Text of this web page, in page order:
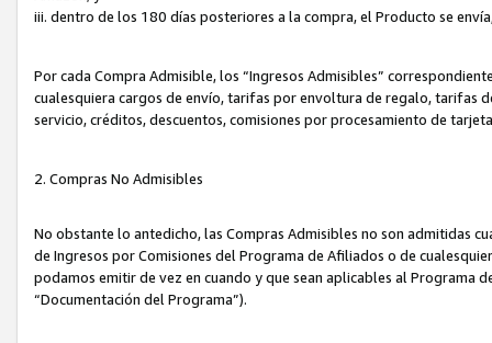
iii. dentro de los 180 días posteriores a la compra, el Producto se
Por cada Compra Admisible, los “Ingresos Admisibles”
cualesquiera cargos de envío, tarifas por envoltura de regalo, tarifas
servicio, créditos, descuentos, comisiones por procesamiento de
2. Compras No Admisibles
No obstante lo antedicho, las Compras Admisibles no son admitidas
de Ingresos por Comisiones del Programa de Afiliados o de
podamos emitir de vez en cuando y que sean aplicables al Programa
“Documentación del Programa”).